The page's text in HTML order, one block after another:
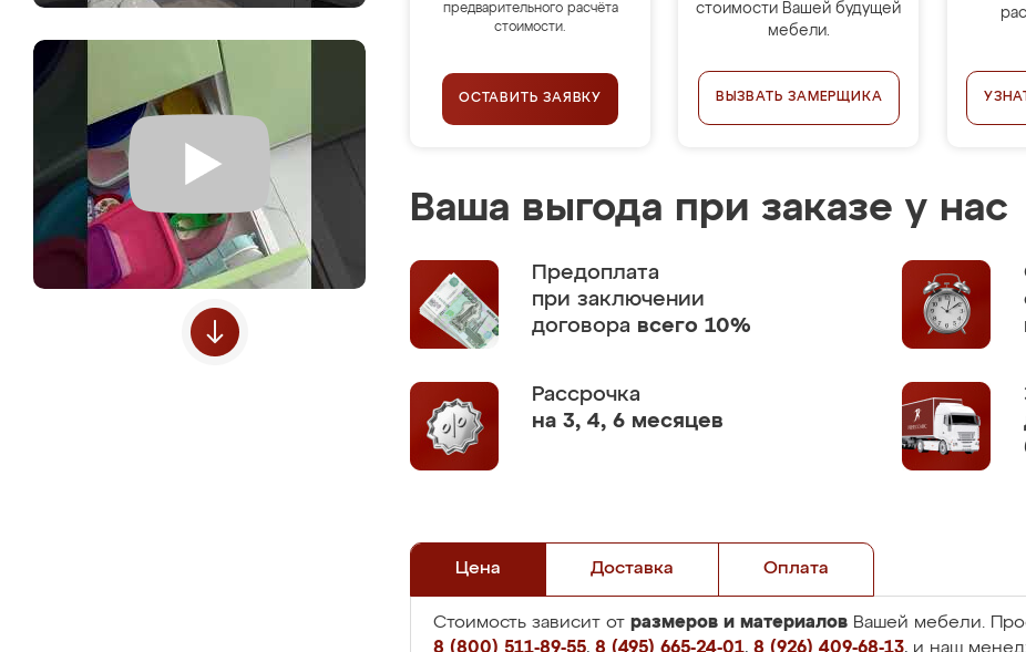
предварительного расчёта
стоимости.
ОСТАВИТЬ ЗАЯВКУ
стоимости Вашей будущей
мебели.
ВЫЗВАТЬ ЗАМЕРЩИКА
Ваша выгода при заказе у нас
Предоплата
при заключении
договора всего 10%
Рассрочка
на 3, 4, 6 месяцев
Цена Доставка Оплата
Стоимость зависит от размеров и материалов Вашей мебели.